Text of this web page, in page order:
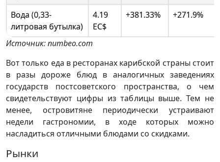
Вода (0,33-
литровая бутылка)
4.19
EC$
+381.33% +271.9%
Источник: numbeo.com
Вот только еда в ресторанах карибской страны стоит
в разы дороже блюд в аналогичных заведениях
государств постсоветского пространства, о чем
свидетельствуют цифры из таблицы выше. Тем не
менее, островитяне периодически устраивают
недели гастрономии, в ходе которых можно
насладиться отличными блюдами со скидками.
Рынки